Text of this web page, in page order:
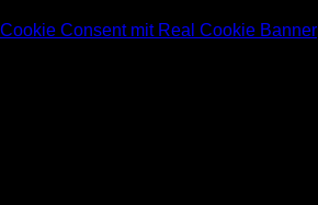
Cookie Consent mit Real Cookie Banner